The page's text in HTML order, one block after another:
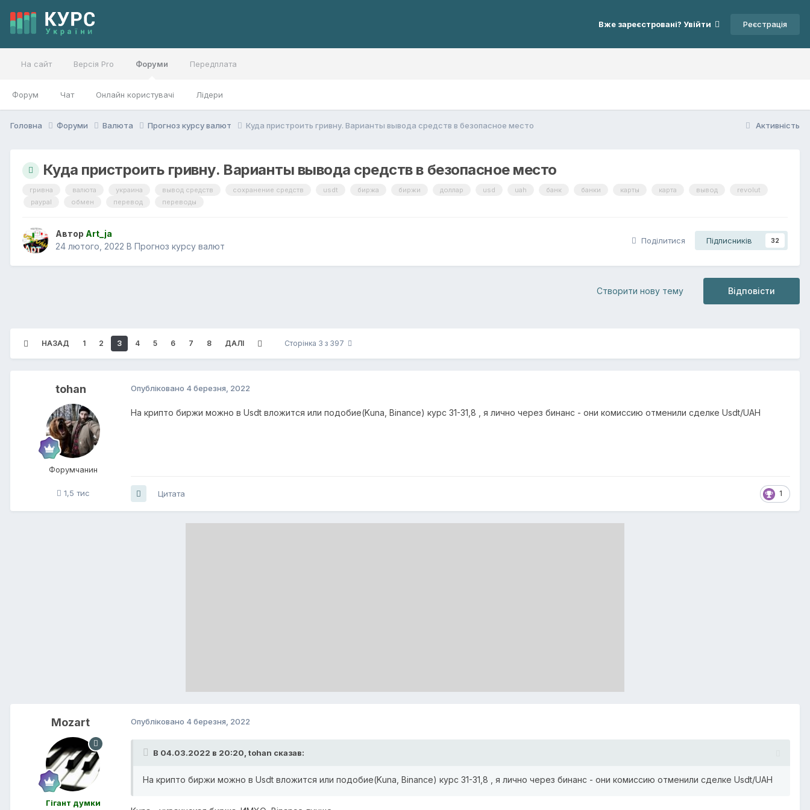
Вже зареєстровані? Увійти Реєстрація
На сайт Версія Pro Форуми
Форум Чат Онлайн користувачі Лідери
Передплата
Активність
Головна Форуми Валюта Прогноз курсу валют Куда пристроить гривну. Варианты вывода средств в безопасное место
Куда пристроить гривну. Варианты вывода средств в безопасное место
гривна валюта украина вывод средств сохранение средств usdt биржа биржи доллар usd uah банк банки карты карта вывод
revolut
paypal
обмен перевод переводы
Автор Art_ja
24 лютого, 2022 В Прогноз курсу валют
Поділитися Підписників 32
Відповісти
Створити нову тему
НАЗАД 1 2 3 4 5 6 7 8 ДАЛІ Сторінка 3 з 397
tohan
Форумчанин
1,5 тис
Опубліковано 4 березня, 2022
На крипто биржи можно в Usdt вложится или подобие(Kuna, Binance) курс 31-31,8 , я лично через бинанс - они комиссию отменили сделке Usdt/UAH
1
Цитата
Mozart
Гігант думки
Опубліковано 4 березня, 2022
В 04.03.2022 в 20:20, tohan сказав:
На крипто биржи можно в Usdt вложится или подобие(Kuna, Binance) курс 31-31,8 , я лично через бинанс - они комиссию отменили сделке Usdt/UAH